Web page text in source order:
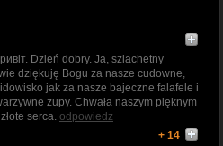
dziękuję Bogu za nasze cudowne,
jak za nasze bajeczne falafele i
zupy. Chwała naszym pięknym
serca. odpowiedz
+ 14